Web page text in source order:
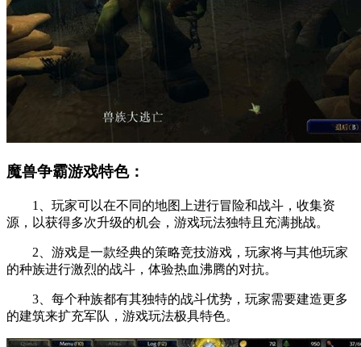
魔兽争霸游戏特色：
1、玩家可以在不同的地图上进行冒险和战斗，收集资
源，以获得多次升级的机会，游戏玩法独特且充满挑战。
2、游戏是一款经典的策略竞技游戏，玩家将与其他玩家
的种族进行激烈的战斗，体验热血沸腾的对抗。
3、每个种族都有其独特的战斗优势，玩家需要建造更多
的建筑来扩充军队，游戏玩法极具特色。